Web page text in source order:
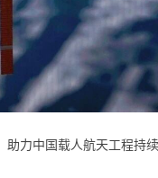
力中国载人航天工程持